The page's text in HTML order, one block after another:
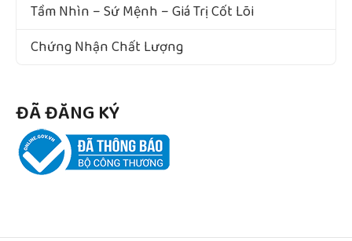
Tầm Nhìn – Sứ Mệnh – Giá Trị Cốt Lõi
Chứng Nhận Chất Lượng
ĐÃ ĐĂNG KÝ